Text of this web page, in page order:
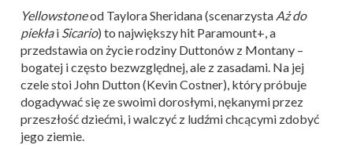
Yellowstoneod Taylora Sheridana (scenarzysta Aż do
piekłai Sicario) to największy hit Paramount+, a
przedstawia on życie rodziny Duttonów z Montany –
bogatej i często bezwzględnej, ale z zasadami. Na jej
czele stoi John Dutton (Kevin Costner), który próbuje
dogadywać się ze swoimi dorosłymi, nękanymi przez
przeszłość dziećmi, i walczyć z ludźmi chcącymi zdobyć
jego ziemie.